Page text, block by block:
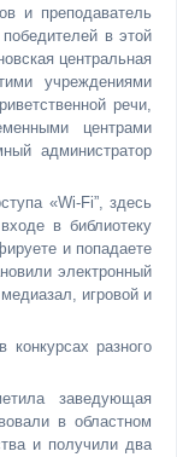
и преподаватель
в этой
центральная
учреждениями
речи,
центрами
администратор
«Wi-Fi”, здесь
в библиотеку
и попадаете
электронный
игровой и
конкурсах разного
заведующая
в областном
и получили два